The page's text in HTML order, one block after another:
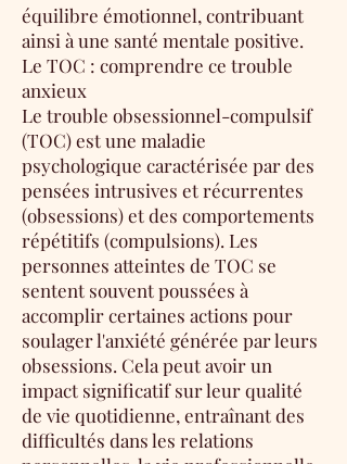
équilibre émotionnel, contribuant
ainsi à une santé mentale positive.
Le TOC : comprendre ce trouble
anxieux
Le trouble obsessionnel-compulsif
(TOC) est une maladie
psychologique caractérisée par des
pensées intrusives et récurrentes
(obsessions) et des comportements
répétitifs (compulsions). Les
personnes atteintes de TOC se
sentent souvent poussées à
accomplir certaines actions pour
soulager l'anxiété générée par leurs
obsessions. Cela peut avoir un
impact significatif sur leur qualité
de vie quotidienne, entraînant des
difficultés dans les relations